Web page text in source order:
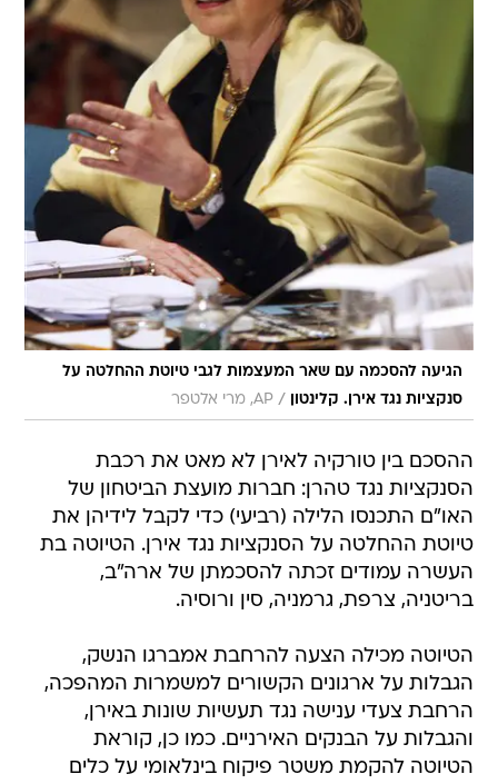
הגיעה להסכמה עם שאר המעצמות לגבי טיוטת ההחלטה על
סנקציות נגד אירן. קלינטון
/ AP, מרי אלטפר
ההסכם בין טורקיה לאירן לא מאט את רכבת
הסנקציות נגד טהרן: חברות מועצת הביטחון של
האו"ם התכנסו הלילה (רביעי) כדי לקבל לידיהן את
טיוטת ההחלטה על הסנקציות נגד אירן. הטיוטה בת
העשרה עמודים זכתה להסכמתן של ארה"ב,
בריטניה, צרפת, גרמניה, סין ורוסיה.
הטיוטה מכילה הצעה להרחבת אמברגו הנשק,
הגבלות על ארגונים הקשורים למשמרות המהפכה,
הרחבת צעדי ענישה נגד תעשיות שונות באירן,
והגבלות על הבנקים האירניים. כמו כן, קוראת
הטיוטה להקמת משטר פיקוח בינלאומי על כלים